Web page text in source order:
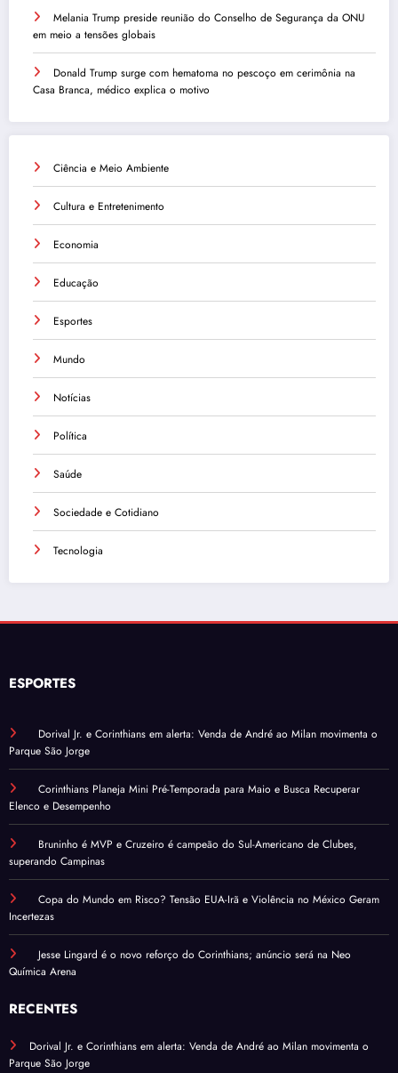
Melania Trump preside reunião do Conselho de Segurança da ONU
em meio a tensões globais
Donald Trump surge com hematoma no pescoço em cerimônia na
Casa Branca, médico explica o motivo
Ciência e Meio Ambiente
Cultura e Entretenimento
Economia
Educação
Esportes
Mundo
Notícias
Política
Saúde
Sociedade e Cotidiano
Tecnologia
ESPORTES
Dorival Jr. e Corinthians em alerta: Venda de André ao Milan movimenta o
Parque São Jorge
Corinthians Planeja Mini Pré-Temporada para Maio e Busca Recuperar
Elenco e Desempenho
Bruninho é MVP e Cruzeiro é campeão do Sul-Americano de Clubes,
superando Campinas
Copa do Mundo em Risco? Tensão EUA-Irã e Violência no México Geram
Incertezas
Jesse Lingard é o novo reforço do Corinthians; anúncio será na Neo
Química Arena
RECENTES
Dorival Jr. e Corinthians em alerta: Venda de André ao Milan movimenta o
Parque São Jorge